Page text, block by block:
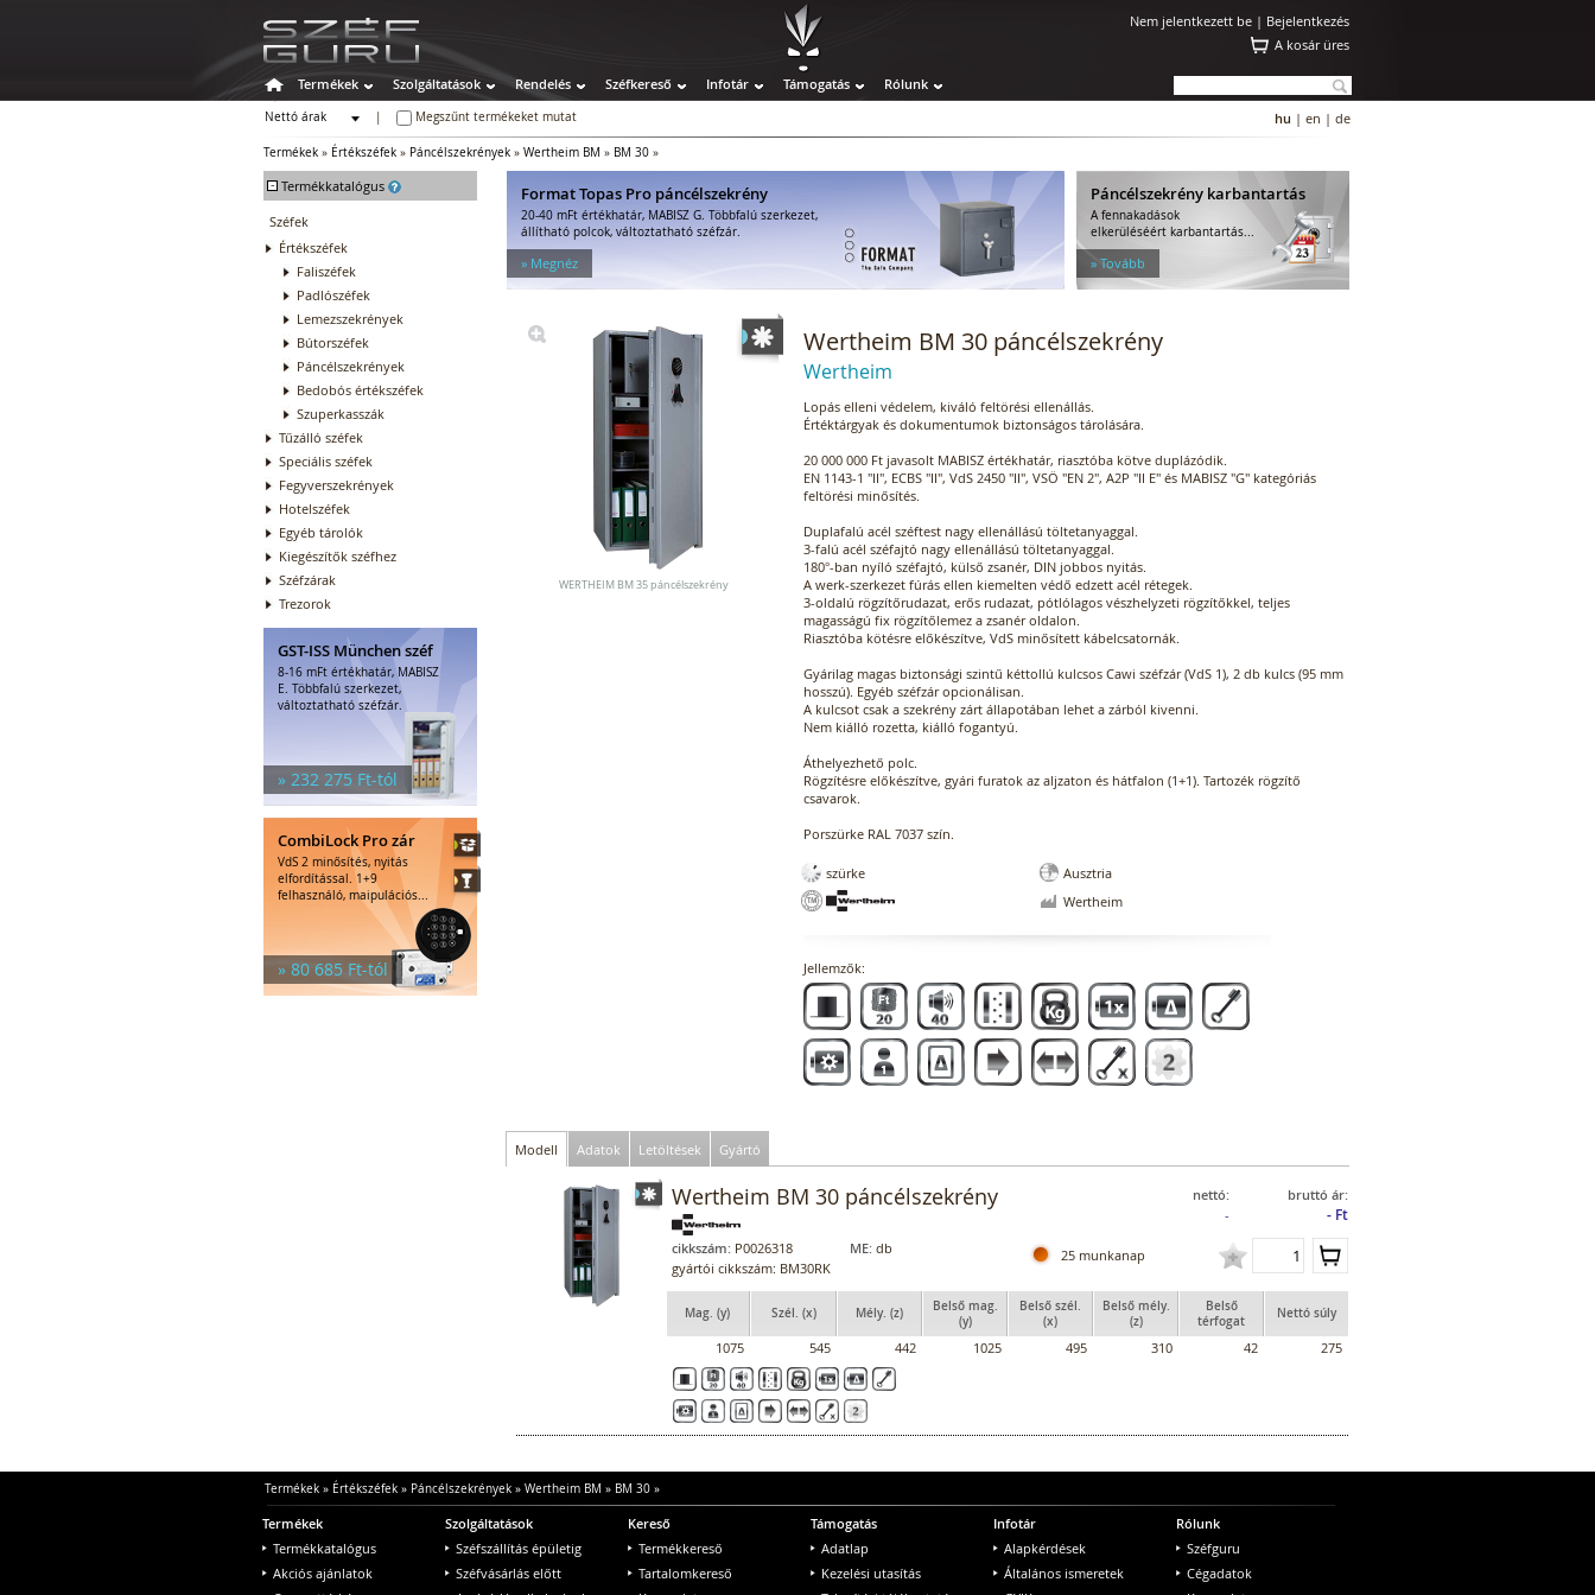
Nem jelentkezett be | Bejelentkezés
A kosár üres
Termékek Szolgáltatások Rendelés Széfkereső Infotár Támogatás Rólunk
Nettó árak
Megszűnt termékeket mutat hu | en | de
Termékek » Értékszéfek » Páncélszekrények » Wertheim BM » BM 30 »
- Termékkatalógus
Széfek
Értékszéfek
Faliszéfek
Padlószéfek
Lemezszekrények
Bútorszéfek
Páncélszekrények
Bedobós értékszéfek
Szuperkasszák
Tűzálló széfek
Speciális széfek
Fegyverszekrények
Hotelszéfek
Egyéb tárolók
Kiegészítők széfhez
Széfzárak
Trezorok
GST-ISS München széf
8-16 mFt értékhatár, MABISZ
E. Többfalú szerkezet,
változtatható széfzár.
» 232 275 Ft-tól
CombiLock Pro zár
VdS 2 minősítés, nyitás
elfordítással. 1+9
felhasználó, maipulációs...
» 80 685 Ft-tól
Format Topas Pro páncélszekrény
20-40 mFt értékhatár, MABISZ G. Többfalú szerkezet,
állítható polcok, változtatható széfzár.
» Megnéz
Páncélszekrény karbantartás
A fennakadások
elkerüléséért karbantartás...
» Tovább
WERTHEIM BM 35 páncélszekrény
Wertheim BM 30 páncélszekrény
Wertheim
Lopás elleni védelem, kiváló feltörési ellenállás.
Értéktárgyak és dokumentumok biztonságos tárolására.
20 000 000 Ft javasolt MABISZ értékhatár, riasztóba kötve duplázódik.
EN 1143-1 "II", ECBS "II", VdS 2450 "II", VSÖ "EN 2", A2P "II E" és MABISZ "G" kategóriás
feltörési minősítés.
Duplafalú acél széftest nagy ellenállású töltetanyaggal.
3-falú acél széfajtó nagy ellenállású töltetanyaggal.
180°-ban nyíló széfajtó, külső zsanér, DIN jobbos nyitás.
A werk-szerkezet fúrás ellen kiemelten védő edzett acél rétegek.
3-oldalú rögzítőrudazat, erős rudazat, pótlólagos vészhelyzeti rögzítőkkel, teljes
magasságú fix rögzítőlemez a zsanér oldalon.
Riasztóba kötésre előkészítve, VdS minősített kábelcsatornák.
Gyárilag magas biztonsági szintű kéttollú kulcsos Cawi széfzár (VdS 1), 2 db kulcs (95 mm
hosszú). Egyéb széfzár opcionálisan.
A kulcsot csak a szekrény zárt állapotában lehet a zárból kivenni.
Nem kiálló rozetta, kiálló fogantyú.
Áthelyezhető polc.
Rögzítésre előkészítve, gyári furatok az aljzaton és hátfalon (1+1). Tartozék rögzítő
csavarok.
Porszürke RAL 7037 szín.
szürke
Ausztria
Wertheim
Jellemzők:
Modell Adatok Letöltések Gyártó
nettó:
-
bruttó ár:
- Ft
Wertheim BM 30 páncélszekrény
cikkszám: P0026318 ME: db 25 munkanap
gyártói cikkszám: BM30RK
Mag. (y) Szél. (x) Mély. (z)
Belső mag.
(y)
Belső szél.
(x)
Belső mély.
(z)
Belső
térfogat
Nettó súly
1075 545 442 1025 495 310 42 275
Termékek» Értékszéfek» Páncélszekrények» Wertheim BM » BM 30»
Termékek
Termékkatalógus
Akciós ajánlatok
Szolgáltatások
Széfszállítás épületig
Széfvásárlás előtt
Kereső
Termékkereső
Tartalomkereső
Támogatás
Adatlap
Kezelési utasítás
Infotár
Alapkérdések
Általános ismeretek
Rólunk
Széfguru
Cégadatok